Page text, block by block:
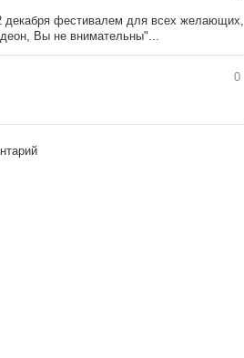
фестивалем для всех желающих,
Вы не внимательны"...
0